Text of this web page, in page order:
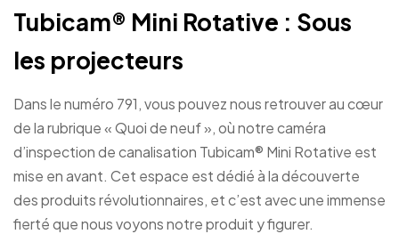
Tubicam® Mini Rotative : Sous
les projecteurs
Dans le numéro 791, vous pouvez nous retrouver au cœur
de la rubrique « Quoi de neuf », où notre caméra
d’inspection de canalisation Tubicam® Mini Rotative est
mise en avant. Cet espace est dédié à la découverte
des produits révolutionnaires, et c’est avec une immense
fierté que nous voyons notre produit y figurer.